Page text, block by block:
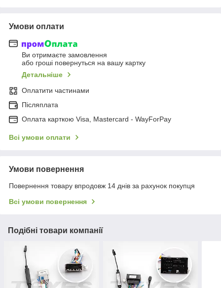
Умови оплати
Ви отримаєте замовлення
або гроші повернуться на вашу картку
Детальніше
Оплатити частинами
Післяплата
Оплата карткою Visa, Mastercard - WayForPay
Всі умови оплати
Умови повернення
Повернення товару впродовж 14 днів за рахунок покупця
Всі умови повернення
Подібні товари компанії